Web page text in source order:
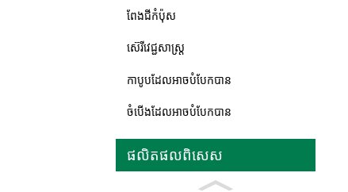
ពែងជីកំប៉ុស
ស៊េរីវេជ្ជសាស្ត្រ
កាបូបដែលអាចបំបែកបាន
ចំបើងដែលអាចបំបែកបាន
ផលិតផល​ពិសេស